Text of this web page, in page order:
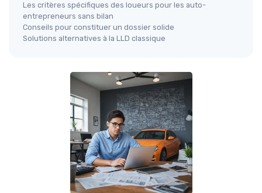
Les critères spécifiques des loueurs pour les auto-
entrepreneurs sans bilan
Conseils pour constituer un dossier solide
Solutions alternatives à la LLD classique